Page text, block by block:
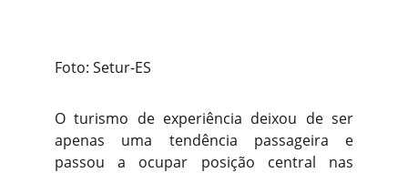
Foto: Setur-ES
O turismo de experiência deixou de ser
apenas uma tendência passageira e
passou a ocupar posição central nas